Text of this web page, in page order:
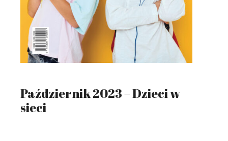
Październik 2023 – Dzieci w
sieci